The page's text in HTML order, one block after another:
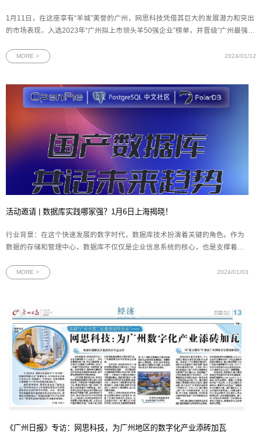
1月11日，在这座享有“羊城”美誉的广州，网思科技凭借其巨大的发展潜力和突出
的市场表现，入选2023年“广州拟上市领头羊50强企业”榜单，并晋级“广州最强科
样作用和领导力，为广州的进步注入更多的活力和机遇。图为网思科技代表上台
MORE > 2024/01/12
活动邀请 | 数据库实践哪家强？1月6日上海揭晓！
行业背景：在这个快速发展的数字时代，数据库技术扮演着关键的角色。作为
数据的存储和管理中心，数据库不仅仅是企业信息系统的核心，也是支撑着各
多的企业开始选择使用国产数据库，以满足不断增长的数据需求。国产数据库
MORE > 2024/01/03
《广州日报》专访：网思科技，为广州地区的数字化产业添砖加瓦